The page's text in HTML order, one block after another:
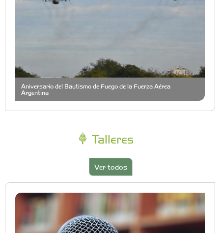
Aniversario del Bautismo de Fuego de la Fuerza Aérea
Argentina
Talleres
Ver todos